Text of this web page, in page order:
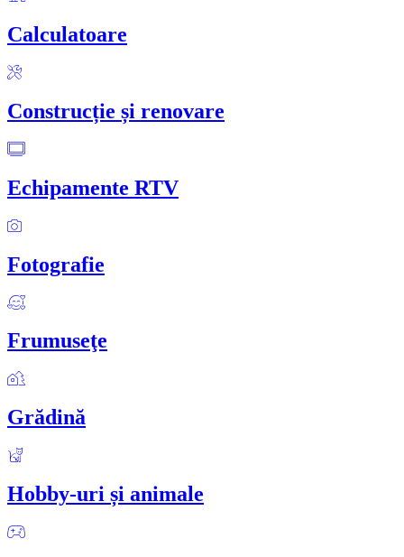
Calculatoare
Construcție și renovare
Echipamente RTV
Fotografie
Frumuseţe
Grădină
Hobby-uri și animale